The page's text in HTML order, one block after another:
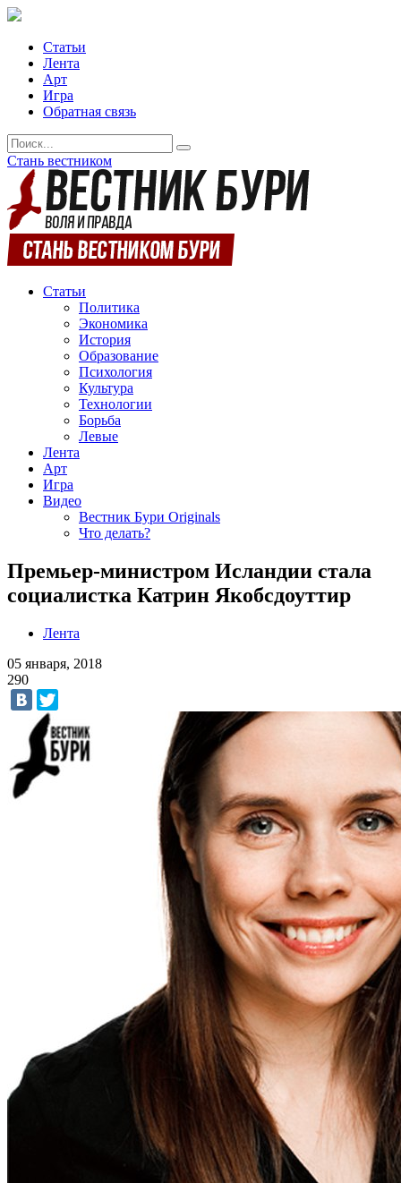
Статьи
Лента
Арт
Игра
Обратная связь
Стань вестником
Статьи
Политика
Экономика
История
Образование
Психология
Культура
Технологии
Борьба
Левые
Лента
Арт
Игра
Видео
Вестник Бури Originals
Что делать?
Премьер-министром Исландии стала
социалистка Катрин Якобсдоуттир
Лента
05 января, 2018
290